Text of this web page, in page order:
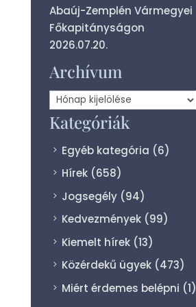
Abaúj-Zemplén Vármegyei
Főkapitányságon
2026.07.20.
Archívum
Archívum
Kategóriák
Egyéb kategória (6)
Hírek(658)
Jogsegély(94)
Kedvezmények(99)
Kiemelt hírek(13)
Közérdekű ügyek(473)
Miért érdemes belépni (1)